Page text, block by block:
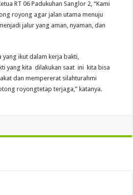
RT 06 Padukuhan Sanglor 2, “Kami
royong agar jalan utama menuju
jalur yang aman, nyaman, dan
yang ikut dalam kerja bakti,
yang kita dilakukan saat ini kita bisa
dan mempererat silahturahmi
royongtetap terjaga,” katanya.